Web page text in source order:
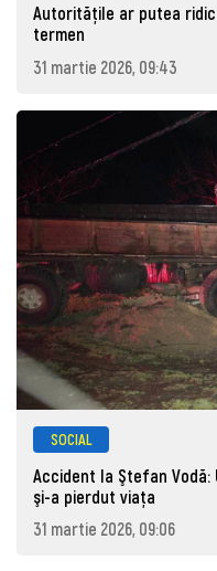
Autoritățile ar putea
termen
31 martie 2026, 09:43
SOCIAL
Accident la Ştefan Vodă:
şi-a pierdut viaţa
31 martie 2026, 09:06